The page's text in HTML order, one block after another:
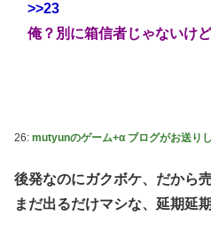
>>23
俺？別に箱信者じゃないけ
26: mutyunのゲーム+α ブログがお送りし
後発なのにガクボケ、だから
まだ出るだけマシな、延期延